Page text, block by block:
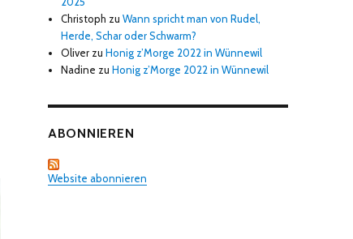
Christoph zuWann spricht man von Rudel,
Herde, Schar oder Schwarm?
Oliver zuHonig z’Morge 2022 in Wünnewil
Nadine zuHonig z’Morge 2022 in Wünnewil
ABONNIEREN
Website abonnieren